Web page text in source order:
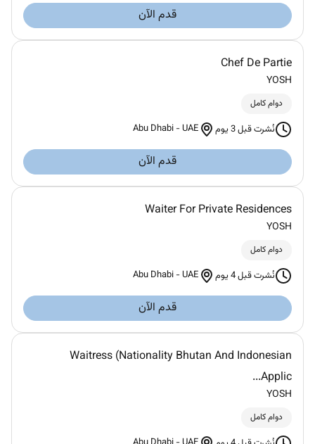
قدم الآن
Chef De Partie
YOSH
دوام كامل
نُشرت قبل 3 يوم Abu Dhabi -UAE
قدم الآن
Waiter For Private Residences
YOSH
دوام كامل
نُشرت قبل 4 يوم Abu Dhabi -UAE
قدم الآن
Waitress (Nationality Bhutan And Indonesian
Applic...
YOSH
دوام كامل